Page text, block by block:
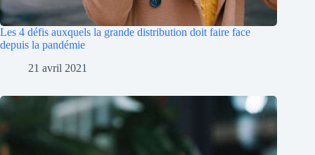
Les 4 défis auxquels la grande distribution doit faire face
depuis la pandémie
21 avril 2021